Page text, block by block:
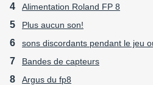
Alimentation Roland FP 8
Plus aucun son!
sons discordants pendant le jeu
Bandes de capteurs
Argus du fp8